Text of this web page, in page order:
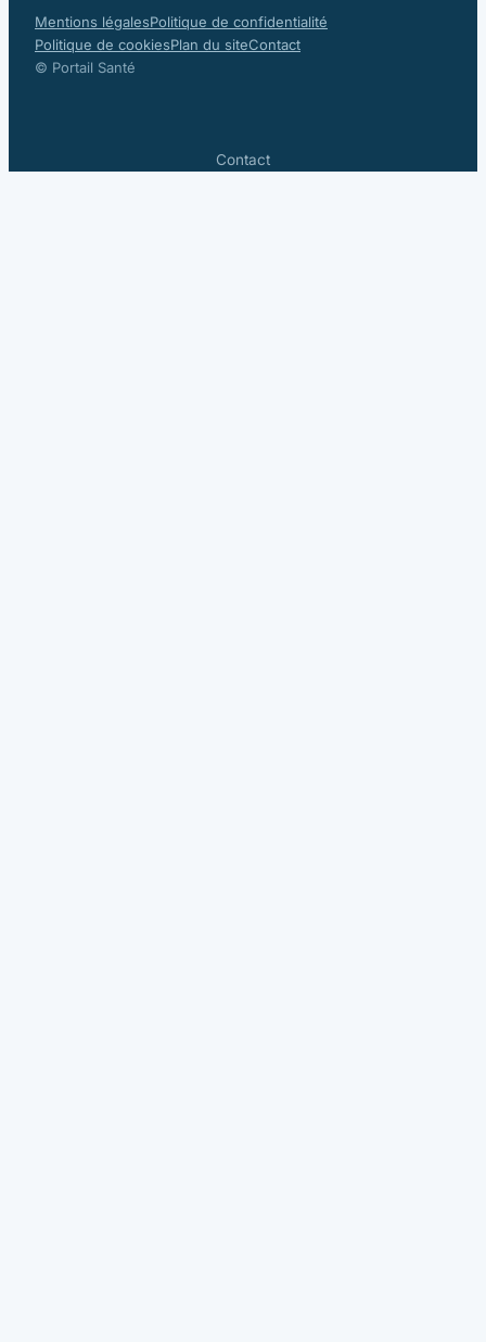
Mentions légalesPolitique de confidentialité
Politique de cookiesPlan du siteContact
© Portail Santé
Contact